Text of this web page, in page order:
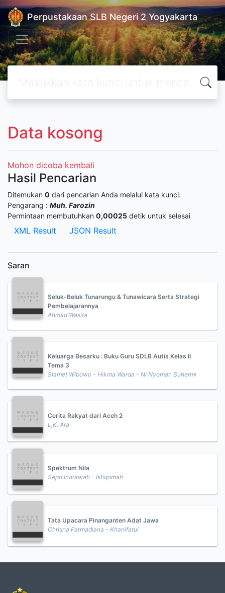
Perpustakaan SLB Negeri 2 Yogyakarta
Data kosong
Mohon dicoba kembali
Hasil Pencarian
Ditemukan 0 dari pencarian Anda melalui kata kunci:
Pengarang : Muh. Farozin
Permintaan membutuhkan 0,00025 detik untuk selesai
XML Result JSON Result
Saran
Seluk-Beluk Tunarungu & Tunawicara Serta Strategi
Pembelajarannya
Ahmad Wasita
Keluarga Besarku : Buku Guru SDLB Autis Kelas II
Tema 3
Slamet Wibowo - Hikma Warda - Ni Nyoman Suhermi
Cerita Rakyat dari Aceh 2
L,K. Ara
Spektrum Nila
Septi Indrawati - Istiqomah
Tata Upacara Pinanganten Adat Jawa
Chrisna Farmadiana - Khanifatul